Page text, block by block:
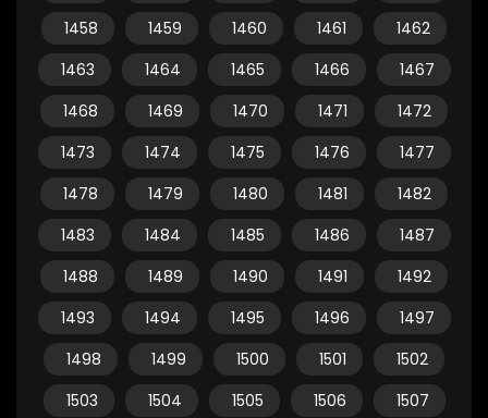
1458
1459 1460 1461
1462
1463
1464 1465 1466
1467
1468
1469 1470 1471
1472
1473
1474 1475 1476
1477
1478
1479 1480 1481
1482
1483
1484 1485 1486
1487
1488
1489 1490 1491
1492
1493
1494 1495 1496
1497
1498
1499 1500 1501
1502
1503
1504 1505 1506
1507